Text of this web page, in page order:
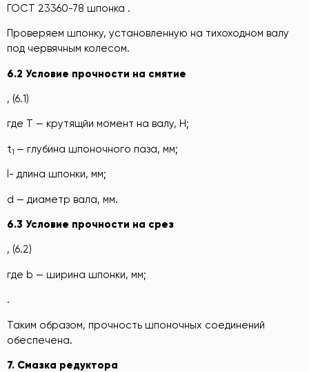
ГОСТ 23360-78 шпонка .
Проверяем шпонку, установленную на тихоходном валу
под червячным колесом.
6.2 Условие прочности на смятие
, (6.1)
где T — крутящйи момент на валу, Н;
t1 — глубина шпоночного паза, мм;
l- длина шпонки, мм;
d — диаметр вала, мм.
6.3 Условие прочности на срез
, (6.2)
где b — ширина шпонки, мм;
.
Таким образом, прочность шпоночных соединений
обеспечена.
7. Смазка редуктора